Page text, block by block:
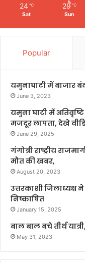
24 ℃
Sat
29 ℃
Sun
Popular
यमुनाघाटी में बाजार
June 3, 2023
यमुना घाटी में
मजदूर लापता, देखे
June 29, 2025
गंगोत्री राष्ट्रीय
मौत की खबर,
August 20, 2023
उत्तरकाशी
निष्काषित
January 15, 2025
बाल बाल बचे तीर्थ
May 31, 2023